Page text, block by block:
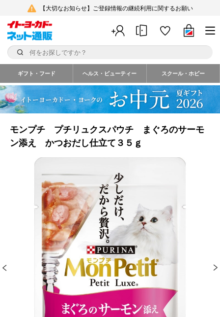
【大切なお知らせ】ご登録情報の継続利用に関するお願い
ギフト・フード ヘルス・ビューティー スクール・ホビー
モンプチ プチリュクスパウチ まぐろのサーモ
ン添え かつおだし仕立て３５ｇ